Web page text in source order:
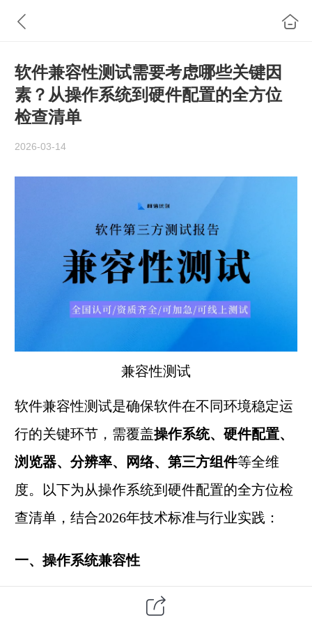
软件兼容性测试需要考虑哪些关键因
素？从操作系统到硬件配置的全方位
检查清单
2026-03-14
兼容性测试
软件兼容性测试是确保软件在不同环境稳定运
行的关键环节，需覆盖操作系统、硬件配置、
浏览器、分辨率、网络、 第三方组件等全维
度。以下为从操作系统到硬件配置的全方位检
查清单，结合2026年技术标准与行业实践：
一、操作系统兼容性
：需测试Windows（如11/10）、